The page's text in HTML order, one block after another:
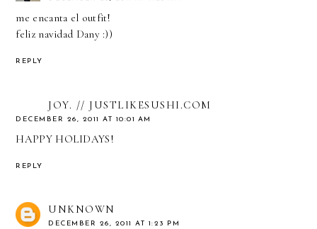
me encanta el outfit!
feliz navidad Dany :))
REPLY
JOY. // JUSTLIKESUSHI.COM
DECEMBER 26, 2011 AT 10:01 AM
HAPPY HOLIDAYS!
REPLY
UNKNOWN
DECEMBER 26, 2011 AT 1:23 PM